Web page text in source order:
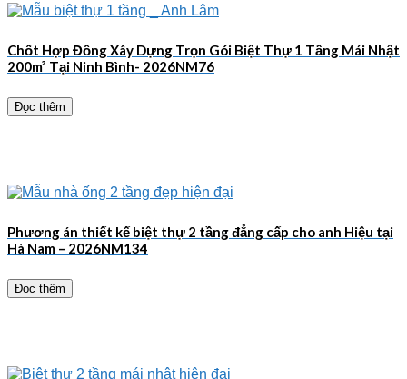
Chốt Hợp Đồng Xây Dựng Trọn Gói Biệt Thự 1 Tầng Mái Nhật
200m² Tại Ninh Bình- 2026NM76
Đọc thêm
Phương án thiết kế biệt thự 2 tầng đẳng cấp cho anh Hiệu tại
Hà Nam – 2026NM134
Đọc thêm